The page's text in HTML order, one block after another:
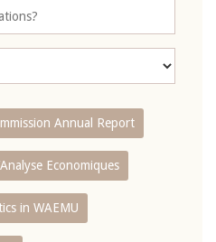
Annual Report
Economiques
in WAEMU